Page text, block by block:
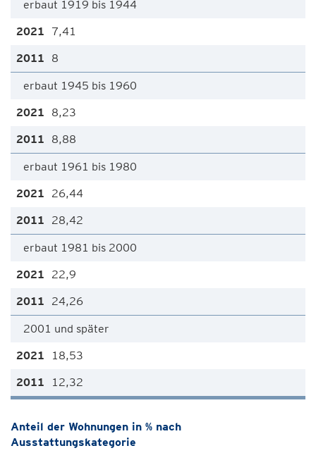
erbaut 1919 bis 1944
7,41
8
erbaut 1945 bis 1960
8,23
8,88
erbaut 1961 bis 1980
26,44
28,42
erbaut 1981 bis 2000
22,9
24,26
2001 und später
18,53
12,32
Anteil der Wohnungen in % nach
Ausstattungskategorie